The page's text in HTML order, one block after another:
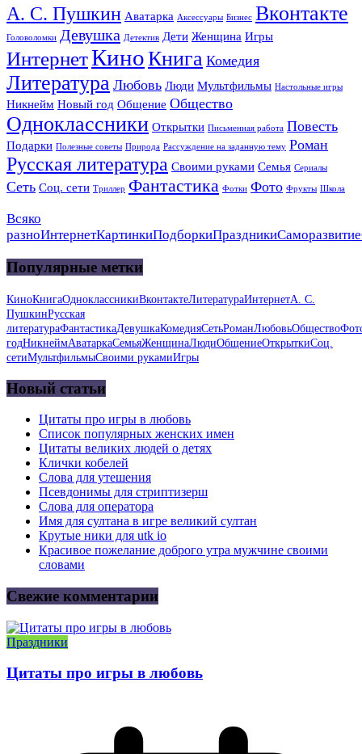
А. С. Пушкин Аватарка Аксессуары Бизнес Вконтакте
Головоломки Девушка Детектив Дети Женщина Игры
ИнтернетКиноКнига Комедия
Литература Любовь Люди Мультфильмы Настольные игры
Никнейм Новый год Общение Общество
Одноклассники Открытки Письменная работа Повесть
Подарки Полезные советы Природа Рассуждение на заданную тему Роман
Русская литература Своими руками Семья Сериалы
Сеть Соц. сети Триллер Фантастика Фотки Фото Фрукты Школа
Всяко
разноИнтернетКартинкиПодборкиПраздникиСаморазвитие
Популярные метки
КиноКнигаОдноклассникиВконтактеЛитератураИнтернетА. С.
ПушкинРусская
литератураФантастикаДевушкаКомедияСетьРоманЛюбовьОбщество
годНикнеймАватаркаСемьяЖенщинаЛюдиОбщениеОткрыткиСоц.
сетиМультфильмыСвоими рукамиИгры
Новый статьи
Цитаты про игры в любовь
Список популярных женских имен
Цитаты великих людей о детях
Клички кобелей
Слова для утешения
Псевдонимы для стриптизерш
Слова для оператора
Имя для султана в игре великий султан
Крутые ники для utk io
Красивое пожелание доброго утра мужчине своими
словами
Свежие комментарии
Праздники
Цитаты про игры в любовь